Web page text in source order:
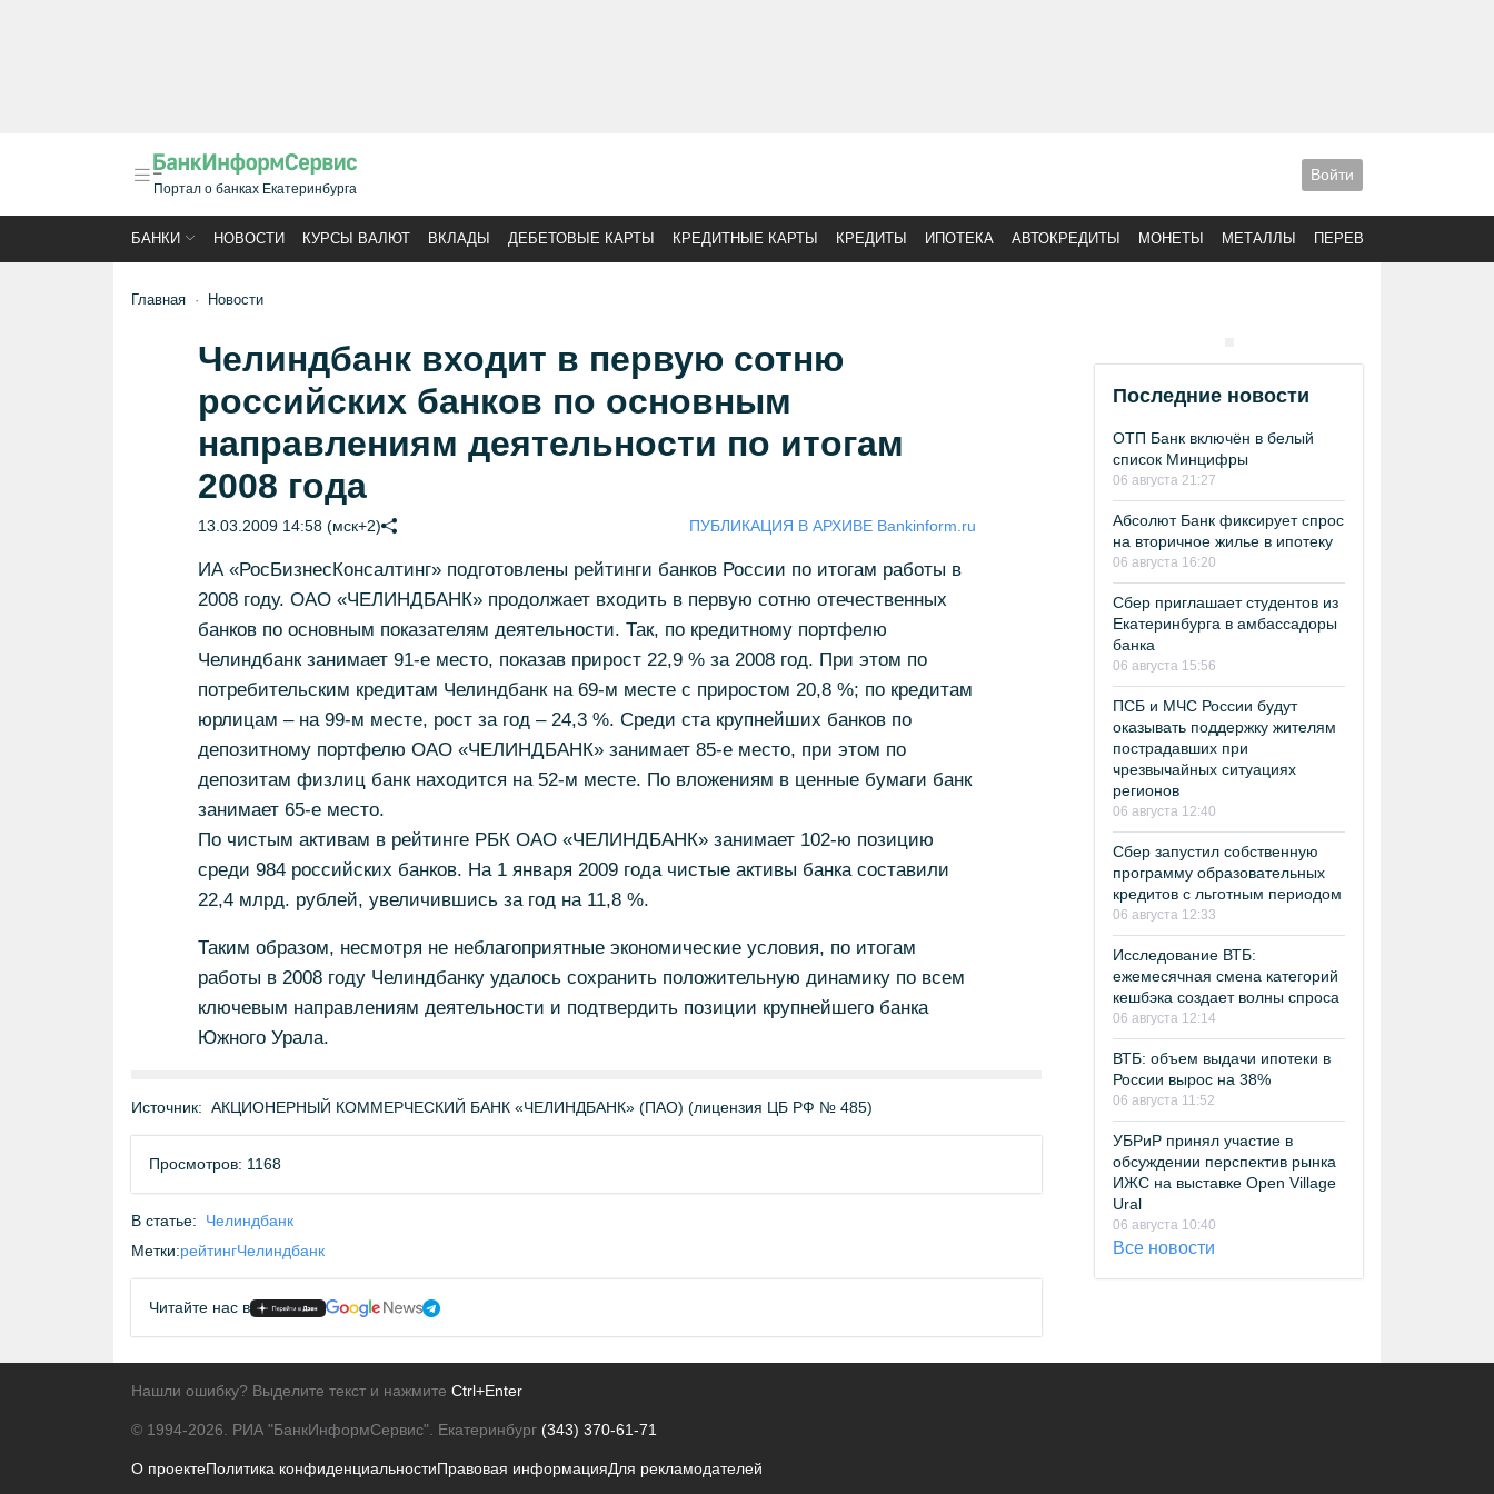
Портал о банках Екатеринбурга
Войти
БАНКИ НОВОСТИ КУРСЫ ВАЛЮТ ВКЛАДЫ ДЕБЕТОВЫЕ КАРТЫ КРЕДИТНЫЕ КАРТЫ КРЕДИТЫ ИПОТЕКА АВТОКРЕДИТЫ МОНЕТЫ МЕТАЛЛЫ ПЕРЕВОДЫ
Главная Новости
Челиндбанк входит в первую сотню
российских банков по основным
направлениям деятельности по итогам
2008 года
13.03.2009 14:58 (мск+2) ПУБЛИКАЦИЯ В АРХИВЕ Bankinform.ru
ИА «РосБизнесКонсалтинг» подготовлены рейтинги банков России по итогам работы в
2008 году. ОАО «ЧЕЛИНДБАНК» продолжает входить в первую сотню отечественных
банков по основным показателям деятельности. Так, по кредитному портфелю
Челиндбанк занимает 91-е место, показав прирост 22,9 % за 2008 год. При этом по
потребительским кредитам Челиндбанк на 69-м месте с приростом 20,8 %; по кредитам
юрлицам – на 99-м месте, рост за год – 24,3 %. Среди ста крупнейших банков по
депозитному портфелю ОАО «ЧЕЛИНДБАНК» занимает 85-е место, при этом по
депозитам физлиц банк находится на 52-м месте. По вложениям в ценные бумаги банк
занимает 65-е место.
По чистым активам в рейтинге РБК ОАО «ЧЕЛИНДБАНК» занимает 102-ю позицию
среди 984 российских банков. На 1 января 2009 года чистые активы банка составили
22,4 млрд. рублей, увеличившись за год на 11,8 %.
Таким образом, несмотря не неблагоприятные экономические условия, по итогам
работы в 2008 году Челиндбанку удалось сохранить положительную динамику по всем
ключевым направлениям деятельности и подтвердить позиции крупнейшего банка
Южного Урала.
Источник: АКЦИОНЕРНЫЙ КОММЕРЧЕСКИЙ БАНК «ЧЕЛИНДБАНК» (ПАО) (лицензия ЦБ РФ № 485)
Просмотров: 1168
В статье:
Челиндбанк
Метки:рейтингЧелиндбанк
Читайте нас в
Последние новости
ОТП Банк включён в белый
список Минцифры
06 августа 21:27
Абсолют Банк фиксирует спрос
на вторичное жилье в ипотеку
06 августа 16:20
Сбер приглашает студентов из
Екатеринбурга в амбассадоры
банка
06 августа 15:56
ПСБ и МЧС России будут
оказывать поддержку жителям
пострадавших при
чрезвычайных ситуациях
регионов
06 августа 12:40
Сбер запустил собственную
программу образовательных
кредитов с льготным периодом
06 августа 12:33
Исследование ВТБ:
ежемесячная смена категорий
кешбэка создает волны спроса
06 августа 12:14
ВТБ: объем выдачи ипотеки в
России вырос на 38%
06 августа 11:52
УБРиР принял участие в
обсуждении перспектив рынка
ИЖС на выставке Open Village
Ural
06 августа 10:40
Все новости
Нашли ошибку? Выделите текст и нажмите Ctrl+Enter
© 1994-2026. РИА "БанкИнформСервис". Екатеринбург (343) 370-61-71
О проектеПолитика конфиденциальностиПравовая информацияДля рекламодателей